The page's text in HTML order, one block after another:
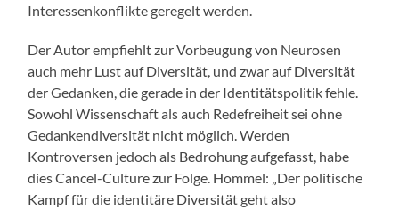
Interessenkonflikte geregelt werden.
Der Autor empfiehlt zur Vorbeugung von Neurosen
auch mehr Lust auf Diversität, und zwar auf Diversität
der Gedanken, die gerade in der Identitätspolitik fehle.
Sowohl Wissenschaft als auch Redefreiheit sei ohne
Gedankendiversität nicht möglich. Werden
Kontroversen jedoch als Bedrohung aufgefasst, habe
dies Cancel-Culture zur Folge. Hommel: „Der politische
Kampf für die identitäre Diversität geht also